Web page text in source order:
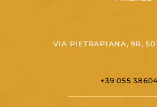
VIA PIETRAPIANA, 9R,
+39 055